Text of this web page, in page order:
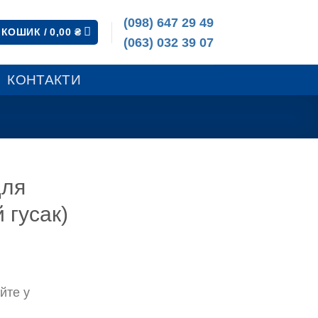
КОШИК /0,00 ₴
(098) 647 29 49
(063) 032 39 07
КОНТАКТИ
гусак)
у